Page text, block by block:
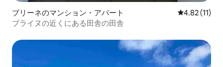
ブリーネのマンション・アパート レビュー11
4.82 (11)
ブライヌの近くにある田舎の田舎